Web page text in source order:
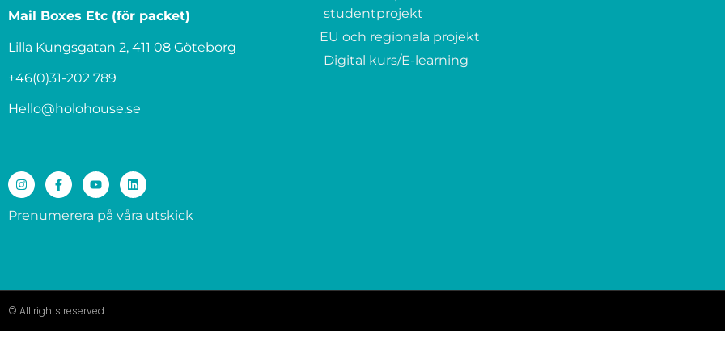
Mail Boxes Etc (för packet)
Lilla Kungsgatan 2, 411 08 Göteborg
+46(0)31-202 789
Hello@holohouse.se
Prenumerera på våra utskick
studentprojekt
EU och regionala projekt
Digital kurs/E-learning
© All rights reserved